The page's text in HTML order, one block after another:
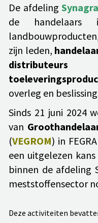
De afdelingSynagra
de
zijn leden,
overleg en
Sinds 21 juni 2024
van
(VEGROM) in
een uitgelezen
binnen de afdeling
meststoffensector
Deze activiteiten